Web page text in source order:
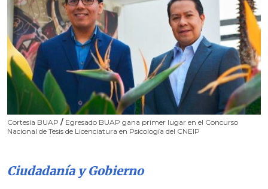
Cortesía BUAP / Egresado BUAP gana primer lugar en el Concurso
Nacional de Tesis de Licenciatura en Psicología del CNEIP
Ciudadanía y Gobierno